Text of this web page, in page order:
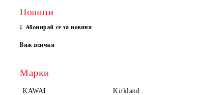
Новини
Абонирай се за новини
Виж всички
Марки
KAWAI Kirkland